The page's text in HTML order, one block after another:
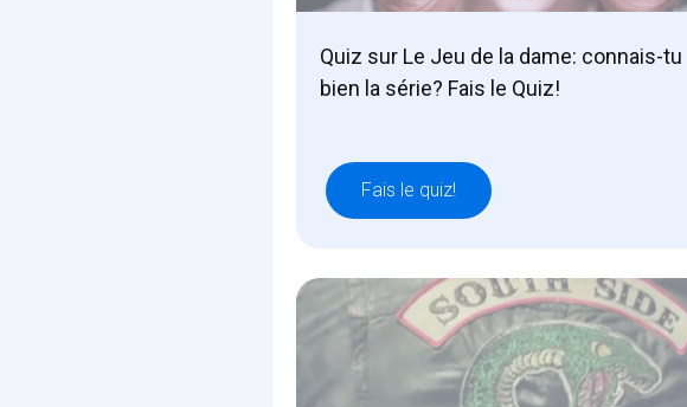
Quiz sur Le Jeu de la dame: connais-tu
bien la série? Fais le Quiz!
Fais le quiz!